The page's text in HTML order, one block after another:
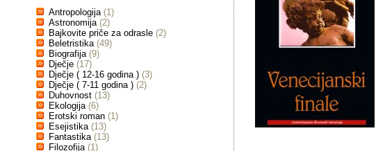
Antropologija (1)
Astronomija (2)
Bajkovite priče za odrasle (2)
Beletristika (49)
Biografija (9)
Dječje (17)
Dječje ( 12-16 godina ) (3)
Dječje ( 7-11 godina ) (2)
Duhovnost (13)
Ekologija (6)
Erotski roman (1)
Esejistika (13)
Fantastika (13)
Filozofija (1)